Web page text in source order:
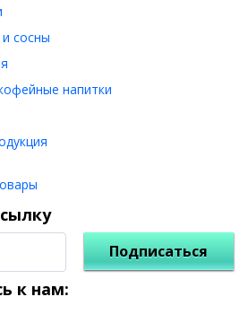
сосны
напитки
Подписаться
к нам: